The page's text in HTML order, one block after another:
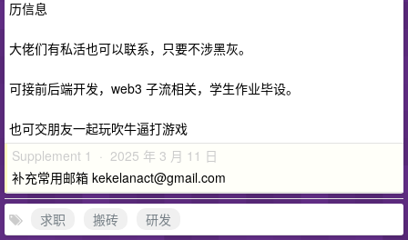
历信息
大佬们有私活也可以联系，只要不涉黑灰。
可接前后端开发，web3 子流相关，学生作业毕设。
也可交朋友一起玩吹牛逼打游戏
Supplement 1 · 2025 年 3 月 11 日
补充常用邮箱 kekelanact@gmail.com
求职 搬砖
研发